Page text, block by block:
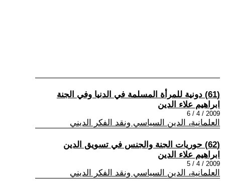
(61) دونية للمرأة المسلمة في الدنيا وفي الجنة
ابراهيم علاء الدين
2009 / 4 / 6
العلمانية، الدين السياسي ونقد الفكر الديني
(62) حوريات الجنة والجنس في تسويق الدين
ابراهيم علاء الدين
2009 / 4 / 5
العلمانية، الدين السياسي ونقد الفكر الديني